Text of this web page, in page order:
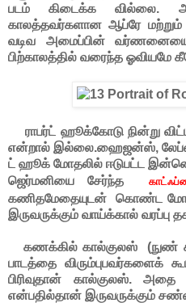
படம் கிடைக்க வில்லை.
காலத்தவர்களான ஆப்ரே
வடிவ அமைப்பின்
பிற்காலத்தில் வரைந்த ஓவியமே
ராபர்ட் ஹூக்கோடு நின்று
என்றால் இல்லை.ஹைஜன்ஸ்,
ட் ஹூக் மோதலில் ஈடுபட்ட
ஜெர்மனியை சேர்ந்த
கணிதமேதையுடன் கொண்ட
இருவருக்கும் வாய்க்கால் வரப்பு
கணக்கில் கால்குலஸ் (நுண்
பாடத்தை விரும்புபவர்களைக்
பிரிவுதான் கால்குலஸ். அதை
என்பதில்தான் இருவருக்கும்